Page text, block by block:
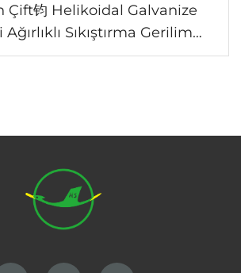
Çift钧 Helikoidal Galvanize
Sıkıştırma Gerilim
Yayları